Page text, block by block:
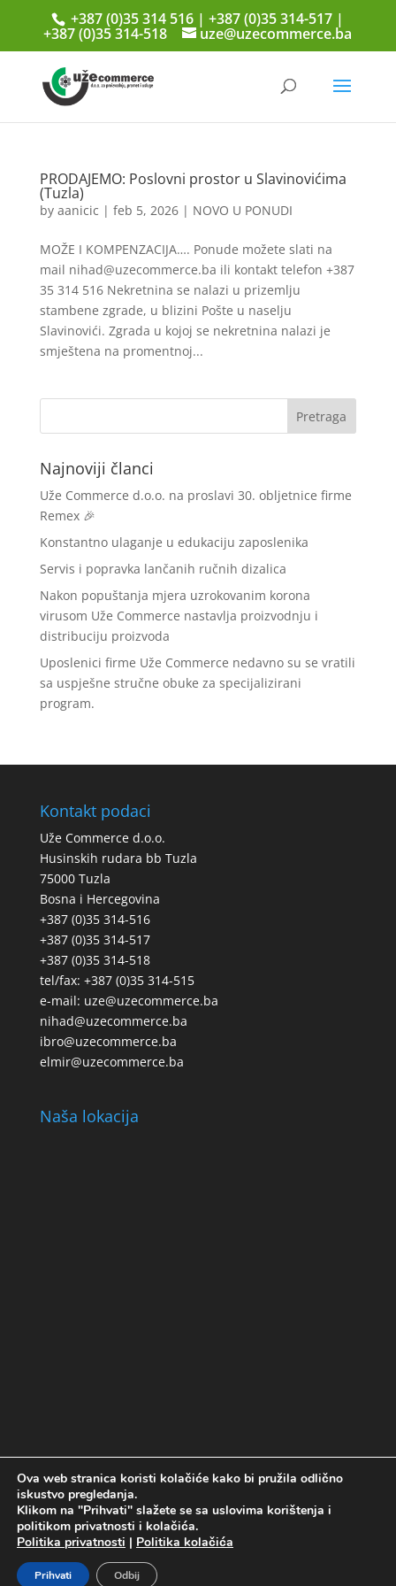
+387 (0)35 314 516 | +387 (0)35 314-517 |
+387 (0)35 314-518 uze@uzecommerce.ba
PRODAJEMO: Poslovni prostor u Slavinovićima
(Tuzla)
by aanicic | feb 5, 2026| NOVO U PONUDI
MOŽE I KOMPENZACIJA…. Ponude možete slati na
mail nihad@uzecommerce.ba ili kontakt telefon +387
35 314 516 Nekretnina se nalazi u prizemlju
stambene zgrade, u blizini Pošte u naselju
Slavinovići. Zgrada u kojoj se nekretnina nalazi je
smještena na promentnoj...
Najnoviji članci
Uže Commerce d.o.o. na proslavi 30. obljetnice firme
Remex 🎉
Konstantno ulaganje u edukaciju zaposlenika
Servis i popravka lančanih ručnih dizalica
Nakon popuštanja mjera uzrokovanim korona
virusom Uže Commerce nastavlja proizvodnju i
distribuciju proizvoda
Uposlenici firme Uže Commerce nedavno su se vratili
sa uspješne stručne obuke za specijalizirani
program.
Kontakt podaci
Uže Commerce d.o.o.
Husinskih rudara bb Tuzla
75000 Tuzla
Bosna i Hercegovina
+387 (0)35 314-516
+387 (0)35 314-517
+387 (0)35 314-518
tel/fax: +387 (0)35 314-515
e-mail: uze@uzecommerce.ba
nihad@uzecommerce.ba
ibro@uzecommerce.ba
elmir@uzecommerce.ba
Naša lokacija
Politika kolačića
Politika privatnosti
Uslovi korištenja
Developed by Digitalk
Ova web stranica koristi kolačiće kako bi pružila odlično
iskustvo pregledanja.
Klikom na "Prihvati" slažete se sa uslovima korištenja i
politikom privatnosti i kolačića.
Politika privatnosti | Politika kolačića
Prihvati Odbij